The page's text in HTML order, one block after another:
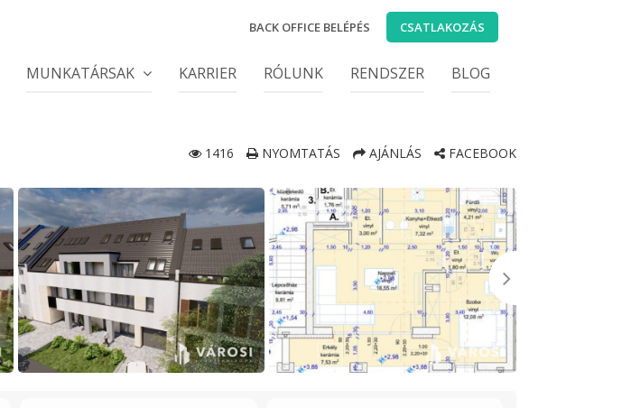
BACK OFFICE BELÉPÉS CSATLAKOZÁS
MUNKATÁRSAK KARRIER RÓLUNK RENDSZER BLOG
1416 NYOMTATÁS AJÁNLÁS FACEBOOK